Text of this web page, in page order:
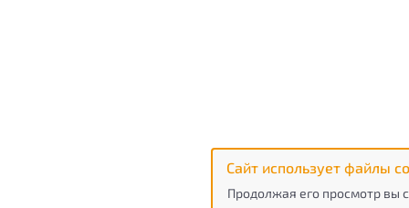
Сайт использует файлы
Продолжая его просмотр вы